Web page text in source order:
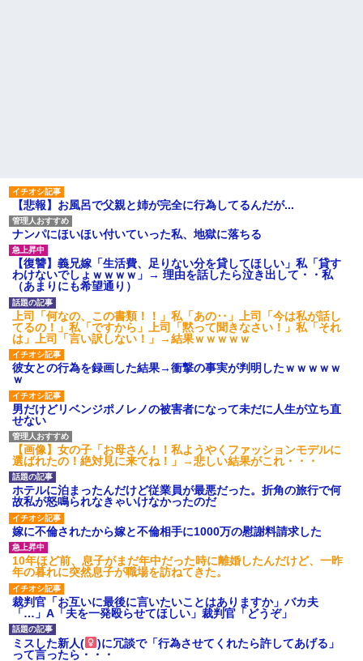
タ
後続車にクラクションを鳴ら
され彼氏が逆切れ。「何クラク
ション鳴らしてんだ！降りてこ
いよ！」と怒鳴りだし...
【衝撃】報酬100万円超の治験
募集がこちらｗｗｗｗｗ(※画像
あり)
【ネット騒然】惨殺されたタ
ワマン頂き女子のこの動画、す
げえええええｗｗｗｗｗｗｗｗ
ｗｗｗ
【愕然】白のクラウン俺氏、
高速道路左車線を制限速度で走
った結果wwwwwwwwwwww
百年の恋12-899 食べた量を
張り合ってくる
【悲報】佐藤輝明・・・２軍
でも盛大にやらかす←あまり悲
しませないでくれ
【悲報】お風呂で父親と姉が完全に行為してるんだが...
ナンパにほいほい付いていった私、地獄に落ちる
【復讐】義兄嫁「生活費、足りない分を貸してほしい」私「貸す
わけないでしょｗｗｗｗ」→ 理由を話したら泣き出して・・私
（あまりにも希望通り）
上司「何なの、この書類！！」私「あの‥」上司「今は私が話し
てるの！」私「ですから」上司「黙って聞きなさい！」私「それ
は」上司「言い訳しない！」→結果ｗｗｗｗｗ
彼女との行為を録画した結果→衝撃の事実が判明したｗｗｗｗｗ
ｗ
男だけどリベンジポノレノの被害者になって未だに人生が立ち直
せない
【画像】女の子「お母さん！！私ようやくファッションモデルに
選ばれたの！絶対見に来てね！」→悲しい結果がこれ・・・
ホテルに泊まったんだけど従業員が最悪だった。折角の旅行で何
故私が怒鳴られなきゃいけなかったのだ
嫁に不倫されたから嫁と不倫相手に1000万の慰謝料請求した
10年ほど前、息子がまだ年中だった時に離婚したんだけど、一昨
年の暮れに突然息子が職場を訪ねてきた。
裁判官「お互いに最後に言いたいことはありますか」バカ夫
「…」A「夫を一発殴らせてほしい」裁判官「どうぞ」
ミスした新人(
)に冗談で「行為させてくれたら許してあげる」
って言ったら・・・